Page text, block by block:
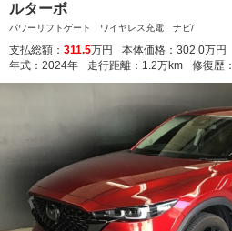
ルターボ
パワーリフトゲート ワイヤレス充電 ナビ/
支払総額： 311.5万円 本体価格： 302.0万円
年式： 2024年 走行距離： 1.2万km 修復歴：